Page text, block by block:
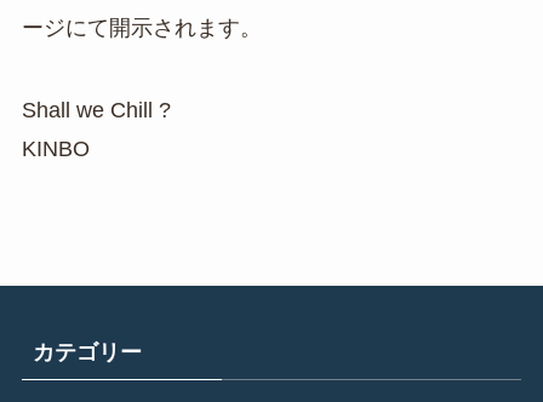
ージにて開示されます。
Shall we Chill ?
KINBO
カテゴリー